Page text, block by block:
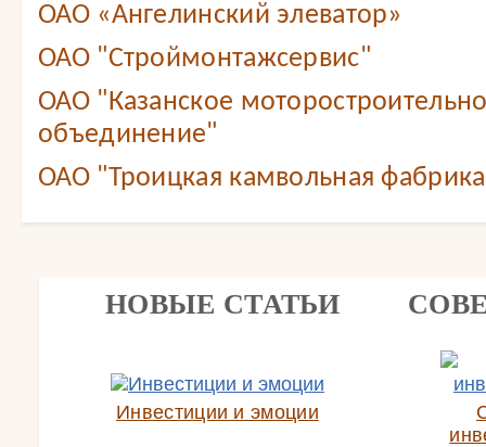
ОАО «Ангелинский элеватор»
ОАО "Строймонтажсервис"
ОАО "Казанское
объединение"
ОАО "Троицкая камвольная
НОВЫЕ СТАТЬИ
Инвестиции и эмоции